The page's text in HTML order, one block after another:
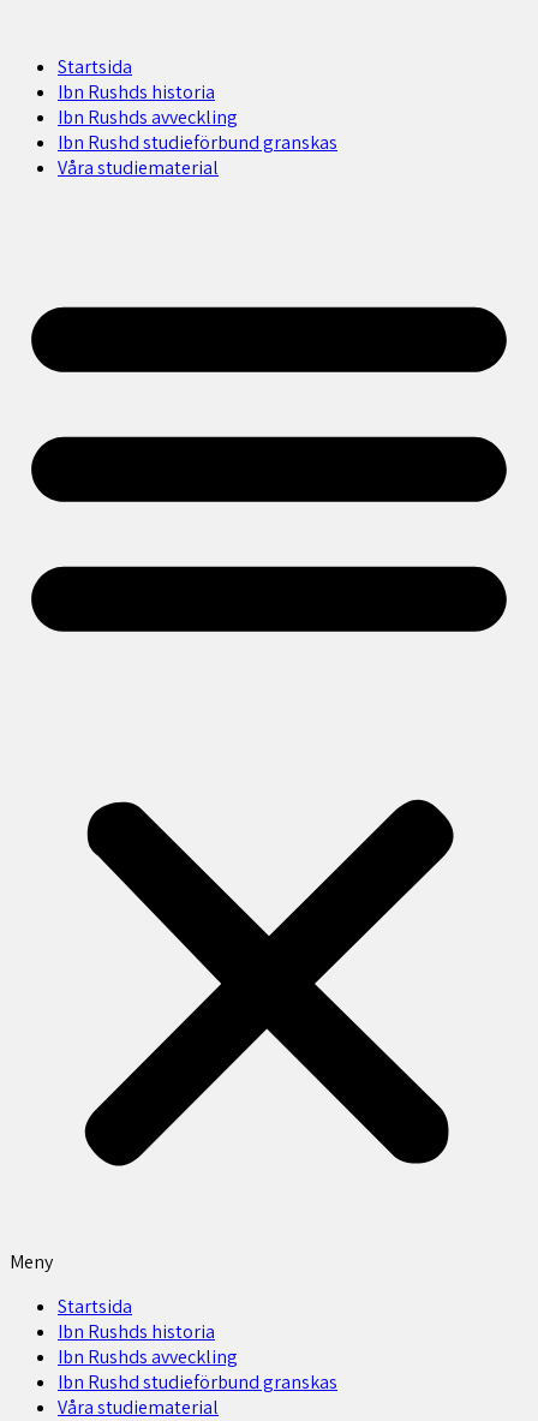
Startsida
Ibn Rushds historia
Ibn Rushds avveckling
Ibn Rushd studieförbund granskas​
Våra studiematerial
Meny
Startsida
Ibn Rushds historia
Ibn Rushds avveckling
Ibn Rushd studieförbund granskas​
Våra studiematerial